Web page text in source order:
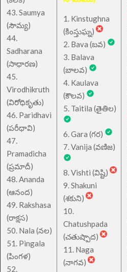
43. Saumya
(సౌమ్య)
44.
Sadharana
(సాధారణ)
45.
Virodhikruth
(విరోధికృతు)
46. Paridhavi
(పరీధావి)
47.
Pramadicha
(ప్రమాదీ)
48. Ananda
(ఆనంద)
49. Rakshasa
(రాక్షస)
50. Nala (నల)
51. Pingala
(పింగళ)
52.
1. Kinstughna
(కింస్తుఘ్న)
2. Bava (బవ)
3. Balava
(బాలవ)
4. Kaulava
(కౌలవ)
5. Taitila (తైతిల)
6. Gara (గర)
7. Vanija (వణిజ)
8. Vishti (విష్టి)
9. Shakuni
(శకుని)
10.
Chatushpada
(చతుష్పాద)
11. Naga
(నాగవ)